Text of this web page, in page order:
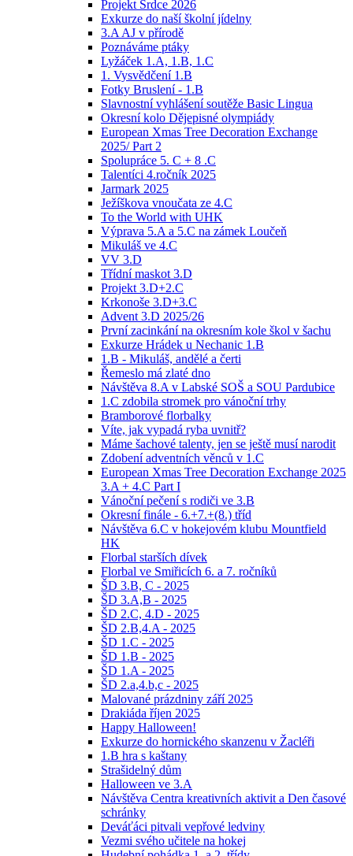
Projekt Srdce 2026
Exkurze do naší školní jídelny
3.A AJ v přírodě
Poznáváme ptáky
Lyžáček 1.A, 1.B, 1.C
1. Vysvědčení 1.B
Fotky Bruslení - 1.B
Slavnostní vyhlášení soutěže Basic Lingua
Okresní kolo Dějepisné olympiády
European Xmas Tree Decoration Exchange
2025/ Part 2
Spolupráce 5. C + 8 .C
Talentíci 4.ročník 2025
Jarmark 2025
Ježíškova vnoučata ze 4.C
To the World with UHK
Výprava 5.A a 5.C na zámek Loučeň
Mikuláš ve 4.C
VV 3.D
Třídní maskot 3.D
Projekt 3.D+2.C
Krkonoše 3.D+3.C
Advent 3.D 2025/26
První zacinkání na okresním kole škol v šachu
Exkurze Hrádek u Nechanic 1.B
1.B - Mikuláš, andělé a čerti
Řemeslo má zlaté dno
Návštěva 8.A v Labské SOŠ a SOU Pardubice
1.C zdobila stromek pro vánoční trhy
Bramborové florbalky
Víte, jak vypadá ryba uvnitř?
Máme šachové talenty, jen se ještě musí narodit
Zdobení adventních věnců v 1.C
European Xmas Tree Decoration Exchange 2025
3.A + 4.C Part I
Vánoční pečení s rodiči ve 3.B
Okresní finále - 6.+7.+(8.) tříd
Návštěva 6.C v hokejovém klubu Mountfield
HK
Florbal starších dívek
Florbal ve Smiřicích 6. a 7. ročníků
ŠD 3.B, C - 2025
ŠD 3.A,B - 2025
ŠD 2.C, 4.D - 2025
ŠD 2.B,4.A - 2025
ŠD 1.C - 2025
ŠD 1.B - 2025
ŠD 1.A - 2025
ŠD 2.a,4.b,c - 2025
Malované prázdniny září 2025
Drakiáda říjen 2025
Happy Halloween!
Exkurze do hornického skanzenu v Žacléři
1.B hra s kaštany
Strašidelný dům
Halloween ve 3.A
Návštěva Centra kreativních aktivit a Den časové
schránky
Deváťáci pitvali vepřové ledviny
Vezmi svého učitele na hokej